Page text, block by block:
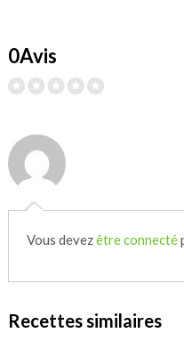
0Avis
Vous devezêtre connecté
Recettes similaires